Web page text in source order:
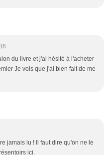
du livre et j'ai hésité à l'acheter
Je vois que j'ai bien fait de me
jamais lu ! Il faut dire qu'on ne le
ici.